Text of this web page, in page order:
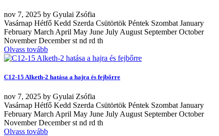
nov 7, 2025 by Gyulai Zsófia
Vasárnap Hétfő Kedd Szerda Csütörtök Péntek Szombat January
February March April May June July August September October
November December st nd rd th
Olvass tovább
C12-15 Alketh-2 hatása a hajra és fejbőrre
nov 7, 2025 by Gyulai Zsófia
Vasárnap Hétfő Kedd Szerda Csütörtök Péntek Szombat January
February March April May June July August September October
November December st nd rd th
Olvass tovább